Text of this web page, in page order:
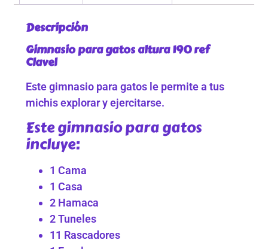
Descripción
Gimnasio para gatos altura 190 ref
Clavel
Este gimnasio para gatos le permite a tus
michis explorar y ejercitarse.
Este gimnasio para gatos
incluye:
1 Cama
1 Casa
2 Hamaca
2 Tuneles
11 Rascadores